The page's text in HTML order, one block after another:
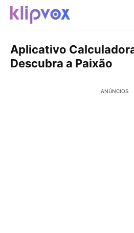
Aplicativo
Descubra a Paixão
ANÚNCIOS